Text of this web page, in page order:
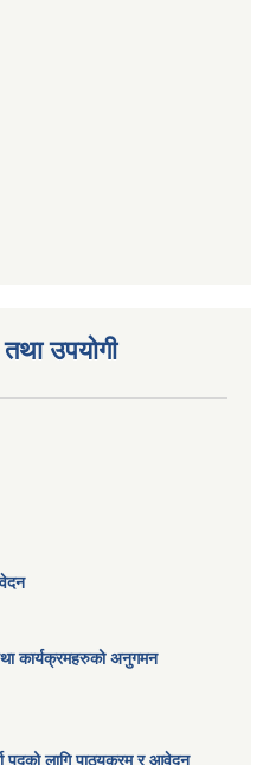
उपयोगी
कार्यक्रमहरुको अनुगमन
पदको लागि पाठ्यक्रम र आवेदन